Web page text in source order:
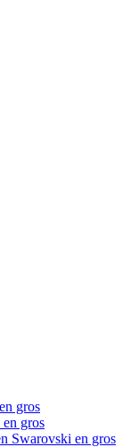
gros
en gros
Swarovski en gros